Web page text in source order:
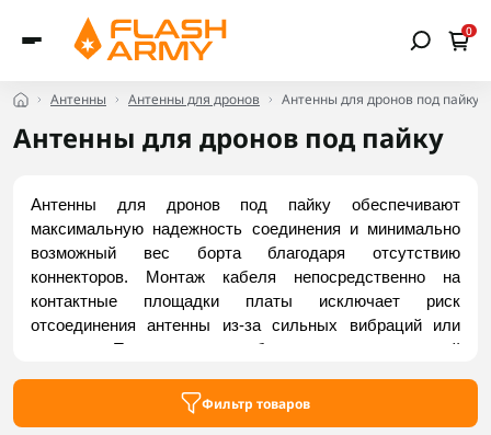
0
Антенны Антенны для дронов Антенны для дронов под пайку
Антенны для дронов под пайку
Антенны для дронов под пайку обеспечивают
максимальную надежность соединения и минимально
возможный вес борта благодаря отсутствию
коннекторов. Монтаж кабеля непосредственно на
контактные площадки платы исключает риск
отсоединения антенны из-за сильных вибраций или
ударов. Прямая пая обеспечивает идеальный
переходов среды, что гарантирует нулевые потери
Фильтр товаров